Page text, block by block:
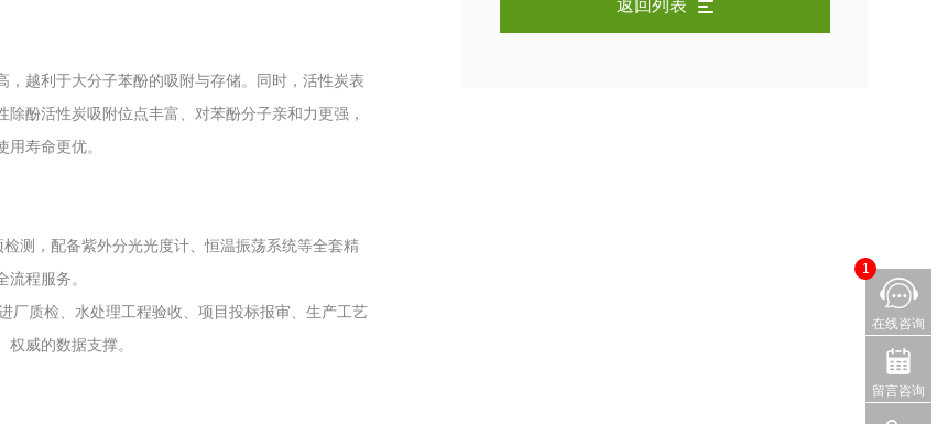
越利于大分子苯酚的吸附与存储。同时，活性炭表
酚活性炭吸附位点丰富、对苯酚分子亲和力更强，
寿命更优。
测，配备紫外分光光度计、恒温振荡系统等全套精
程服务。
厂质检、水处理工程验收、项目投标报审、生产工艺
威的数据支撑。
返回列表
在线咨询
1
留言咨询